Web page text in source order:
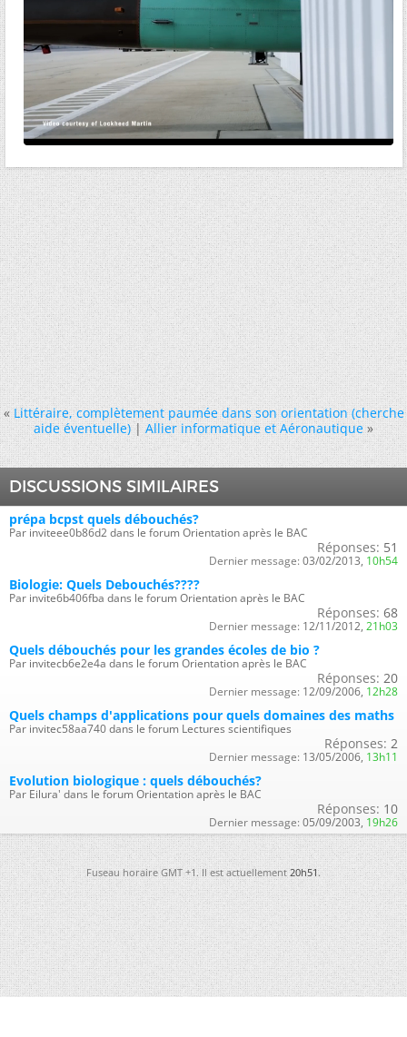
« Littéraire, complètement paumée dans son orientation (cherche
aide éventuelle)|Allier informatique et Aéronautique »
DISCUSSIONS SIMILAIRES
prépa bcpst quels débouchés?
Par inviteee0b86d2 dans le forum Orientation après le BAC
Réponses: 51
Dernier message: 03/02/2013, 10h54
Biologie: Quels Debouchés????
Par invite6b406fba dans le forum Orientation après le BAC
Réponses: 68
Dernier message: 12/11/2012, 21h03
Quels débouchés pour les grandes écoles de bio ?
Par invitecb6e2e4a dans le forum Orientation après le BAC
Réponses: 20
Dernier message: 12/09/2006, 12h28
Quels champs d'applications pour quels domaines des maths
Par invitec58aa740 dans le forum Lectures scientifiques
Réponses: 2
Dernier message: 13/05/2006, 13h11
Evolution biologique : quels débouchés?
Par Eilura' dans le forum Orientation après le BAC
Réponses: 10
Dernier message: 05/09/2003, 19h26
Fuseau horaire GMT +1. Il est actuellement20h51.